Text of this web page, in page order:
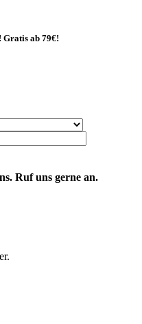
Gratis ab 79€!
Ruf uns gerne an.